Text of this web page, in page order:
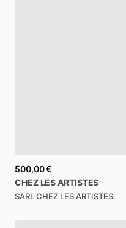
500,00 €
CHEZ LESARTISTES
SARL CHEZ LES ARTISTES